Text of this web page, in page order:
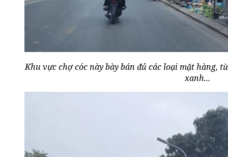
Khu vực chợ cóc này bày bán đủ các loại mặt hàng,
xanh...